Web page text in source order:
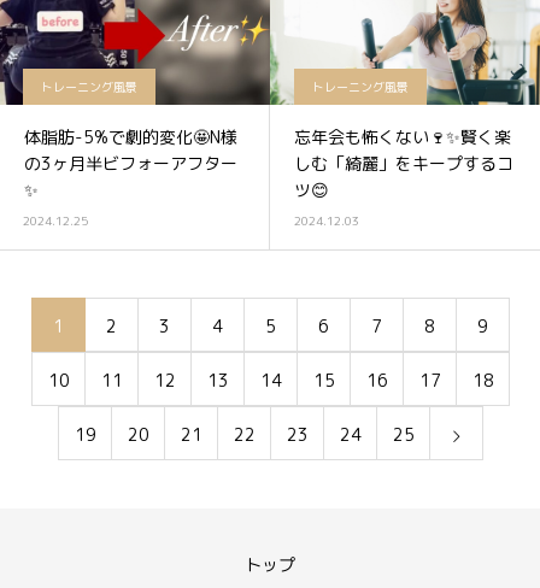
トレーニング風景
体脂肪-5%で劇的変化🤩N様
の3ヶ月半ビフォーアフター
✨
2024.12.25
トレーニング風景
忘年会も怖くない🍷✨賢く楽
しむ「綺麗」をキープするコ
ツ😊
2024.12.03
1 2 3 4 5 6 7 8 9
10 11 12 13 14 15 16 17 18
19 20 21 22 23 24 25
トップ